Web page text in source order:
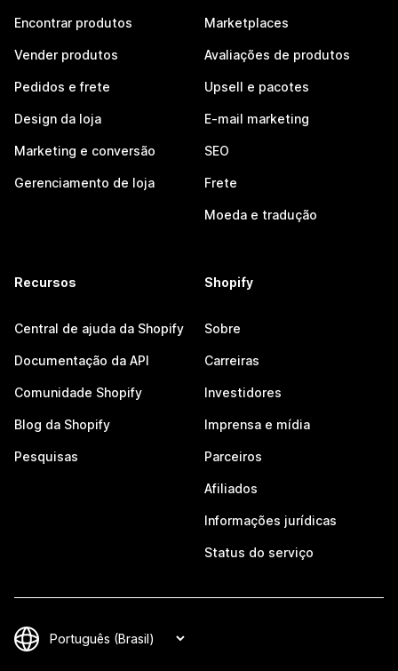
Encontrar produtos
Vender produtos
Pedidos e frete
Design da loja
Marketing e conversão
Gerenciamento de loja
Marketplaces
Avaliações de produtos
Upsell e pacotes
E-mail marketing
SEO
Frete
Moeda e tradução
Recursos
Central de ajuda da Shopify
Documentação da API
Comunidade Shopify
Blog da Shopify
Pesquisas
Shopify
Sobre
Carreiras
Investidores
Imprensa e mídia
Parceiros
Afiliados
Informações jurídicas
Status do serviço